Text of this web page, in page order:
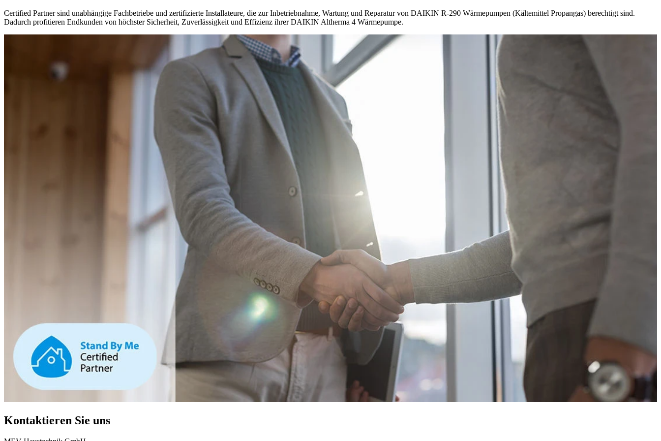
Certified Partner sind unabhängige Fachbetriebe und zertifizierte Installateure, die zur Inbetriebnahme, Wartung und Reparatur von DAIKIN R-290 Wärmepumpen (Kältemittel Propangas) berechtigt sind.
Dadurch profitieren Endkunden von höchster Sicherheit, Zuverlässigkeit und Effizienz ihrer DAIKIN Altherma 4 Wärmepumpe.
Kontaktieren Sie uns